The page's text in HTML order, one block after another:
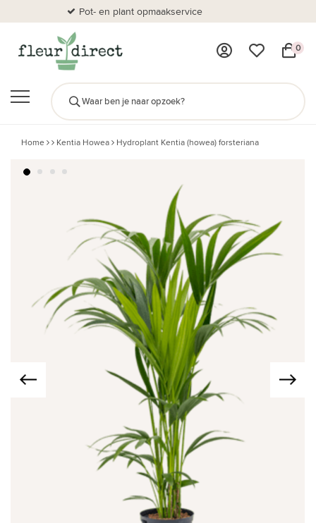
Pot- en plant opmaakservice
0
Home Kentia Howea Hydroplant Kentia (howea) forsteriana